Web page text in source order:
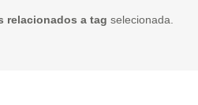
relacionados a tag selecionada.